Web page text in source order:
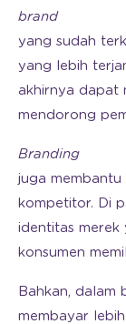
brand
yang sudah
yang lebih
akhirnya dapat
mendorong
Branding
juga membantu
kompetitor. Di
identitas merek
konsumen
Bahkan, dalam
membayar